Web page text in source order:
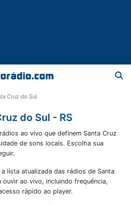
Cruz do Sul
do Sul - RS
ao vivo que definem Santa Cruz
de sons locais. Escolha sua
lista atualizada das rádios de Santa
ouvir ao vivo, incluindo frequência,
rápido ao player.